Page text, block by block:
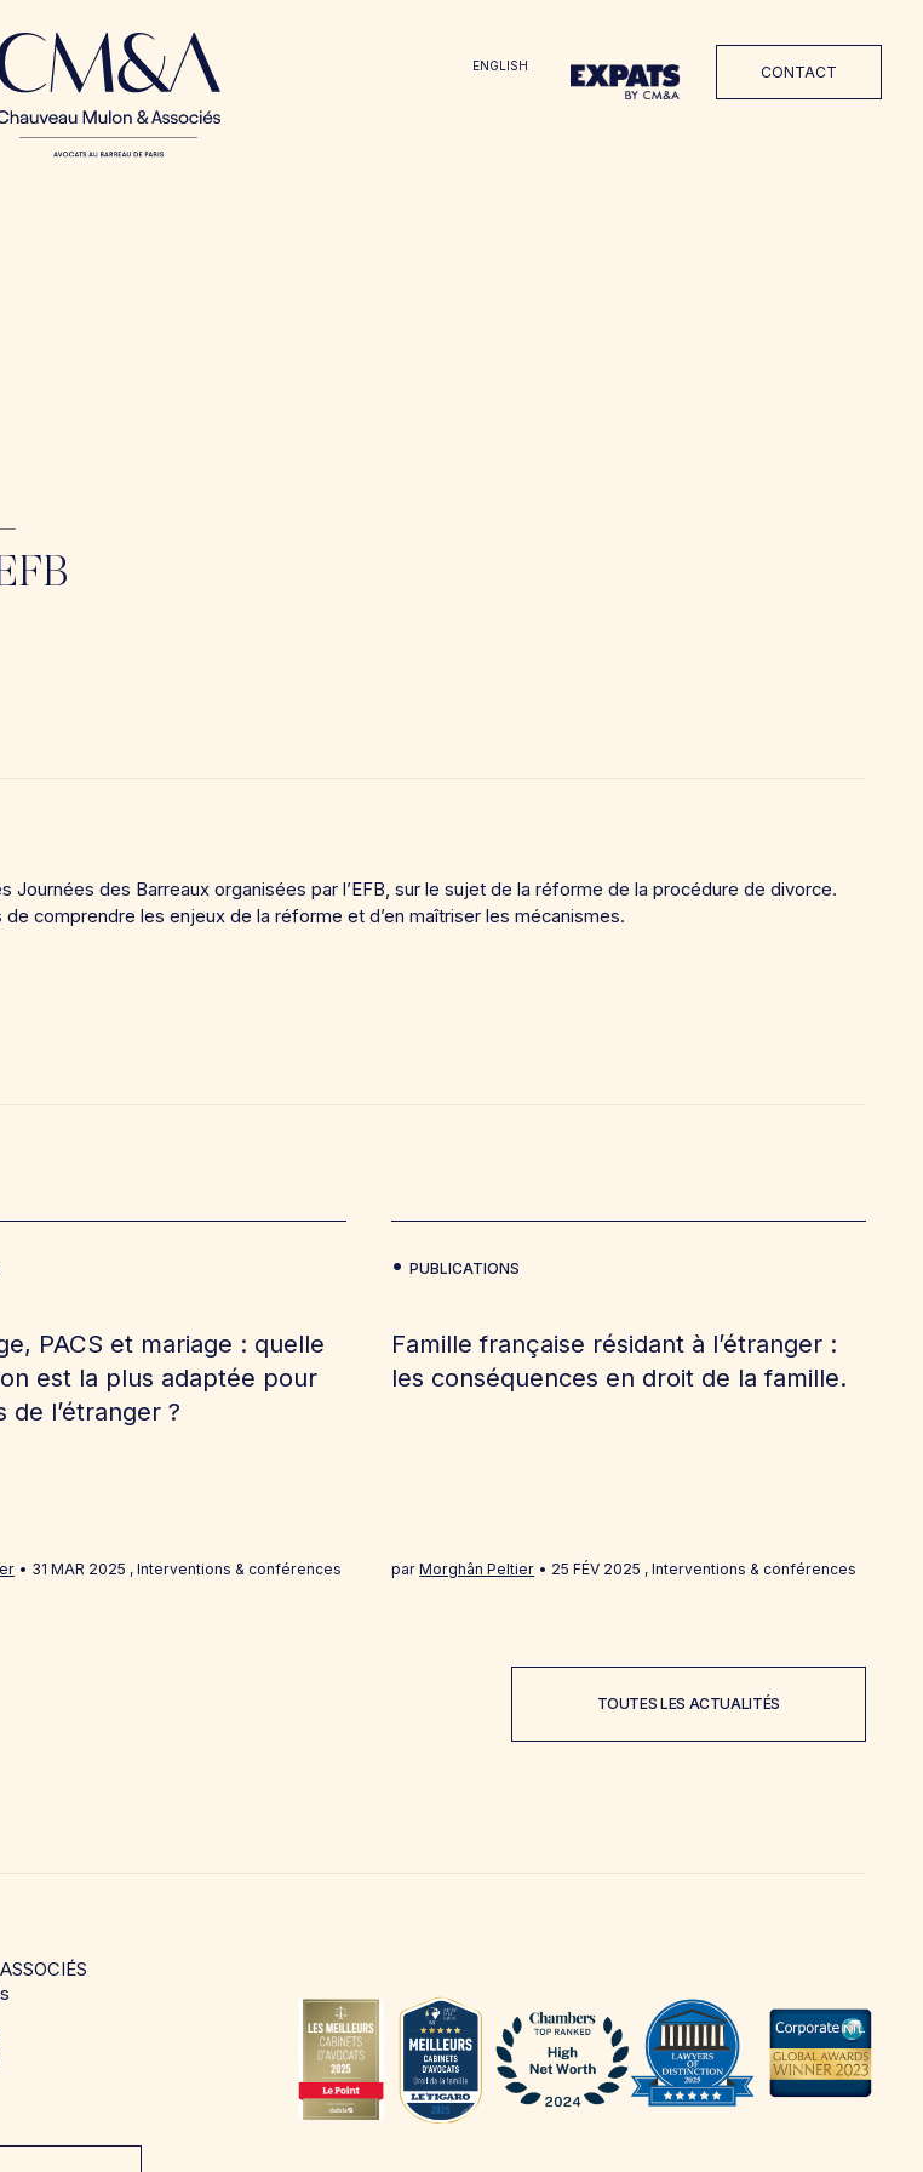
ENGLISH CONTACT
des Barreaux organisées par l’EFB, sur le sujet de la réforme de la procédure de divorce.
comprendre les enjeux de la réforme et d’en maîtriser les mécanismes.
PACS et mariage : quelle
est la plus adaptée pour
de l’étranger ?
31 MAR 2025 ,Interventions & conférences
Famille française résidant à l’étranger :
les conséquences en droit de la famille.
parMorghân Peltier 25 FÉV 2025
PUBLICATIONS
,Interventions & conférences
TOUTES LES ACTUALITÉS